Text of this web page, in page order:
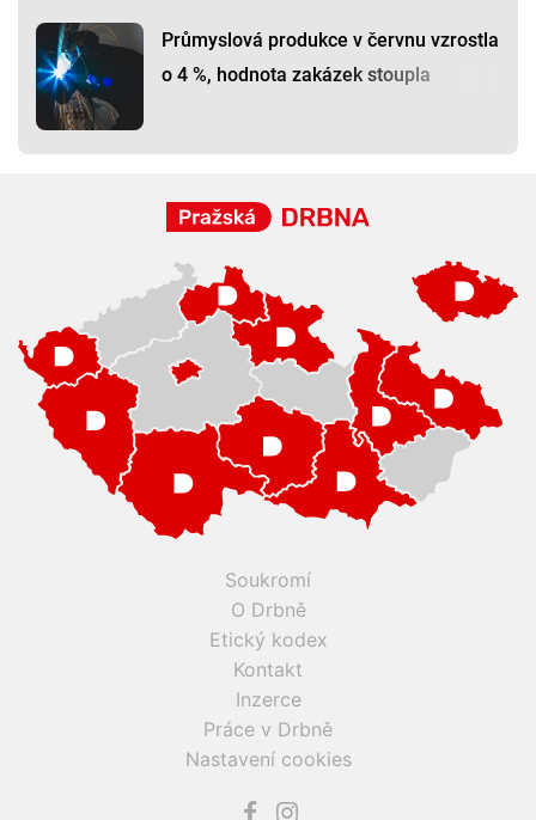
Průmyslová produkce v červnu vzrostla
o 4 %, hodnota zakázek stoupla
Soukromí
O Drbně
Etický kodex
Kontakt
Inzerce
Práce v Drbně
Nastavení cookies